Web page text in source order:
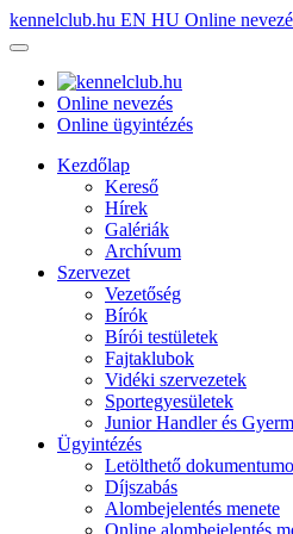
kennelclub.hu EN HU Online
Online nevezés
Online ügyintézés
Kezdőlap
Kereső
Hírek
Galériák
Archívum
Szervezet
Vezetőség
Bírók
Bírói testületek
Fajtaklubok
Vidéki szervezetek
Sportegyesületek
Junior Handler és
Ügyintézés
Letölthető
Díjszabás
Alombejelentés menete
Online alombejelentés